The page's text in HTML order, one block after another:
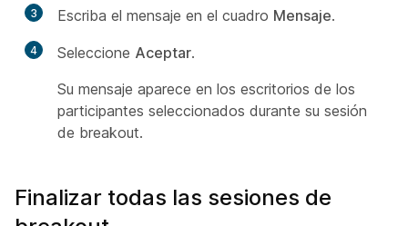
3 Escriba el mensaje en el cuadro Mensaje.
4 Seleccione Aceptar.
Su mensaje aparece en los escritorios de los
participantes seleccionados durante su sesión
de breakout.
Finalizar todas las sesiones de